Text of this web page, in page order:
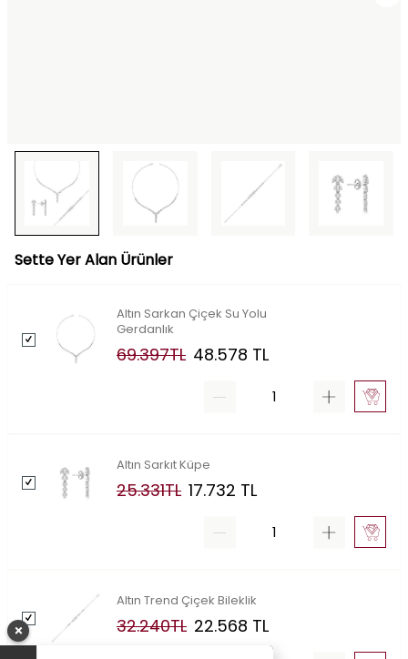
Sette Yer Alan Ürünler
Altın Sarkan Çiçek Su Yolu
Gerdanlık
69.397TL 48.578 TL
Altın Sarkıt Küpe
25.331TL 17.732 TL
Altın Trend Çiçek Bileklik
32.240TL 22.568 TL
×